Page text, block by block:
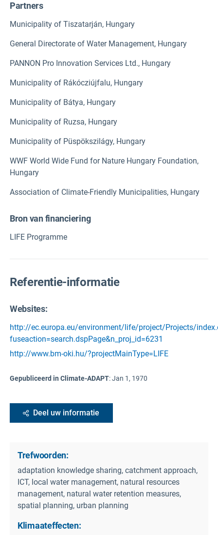
Partners
Municipality of Tiszatarján, Hungary
General Directorate of Water Management, Hungary
PANNON Pro Innovation Services Ltd., Hungary
Municipality of Rákócziújfalu, Hungary
Municipality of Bátya, Hungary
Municipality of Ruzsa, Hungary
Municipality of Püspökszilágy, Hungary
WWF World Wide Fund for Nature Hungary Foundation,
Hungary
Association of Climate-Friendly Municipalities, Hungary
Bron van financiering
LIFE Programme
Referentie-informatie
Websites:
http://ec.europa.eu/environment/life/project/Projects/
fuseaction=search.dspPage&n_proj_id=6231
http://www.bm-oki.hu/?projectMainType=LIFE
Gepubliceerd in Climate-ADAPT:Jan 1, 1970
Deel uw informatie
Trefwoorden:
adaptation knowledge sharing, catchment approach,
ICT, local water management, natural resources
management, natural water retention measures,
spatial planning, urban planning
Klimaateffecten: